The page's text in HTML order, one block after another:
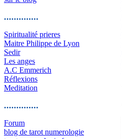
..............
Spiritualité prieres
Maitre Philippe de Lyon
Sedir
Les anges
A.C Emmerich
Réflexions
Meditation
..............
Forum
blog de tarot numerologie